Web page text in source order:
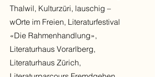
Thalwil, Kulturzüri, lauschig –
wOrte im Freien, Literaturfestival
«Die Rahmenhandlung»,
Literaturhaus Vorarlberg,
Literaturhaus Zürich,